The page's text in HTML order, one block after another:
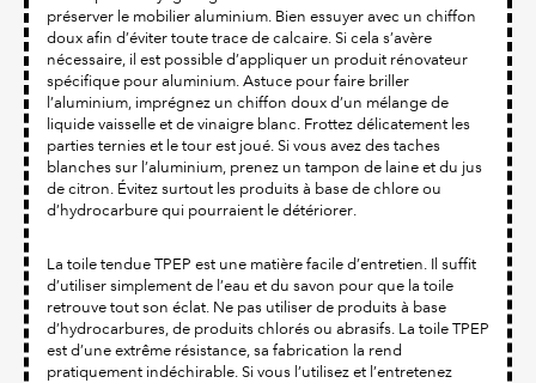
préserver le mobilier aluminium. Bien essuyer avec un chiffon
doux afin d’éviter toute trace de calcaire. Si cela s’avère
nécessaire, il est possible d’appliquer un produit rénovateur
spécifique pour aluminium. Astuce pour faire briller
l’aluminium, imprégnez un chiffon doux d’un mélange de
liquide vaisselle et de vinaigre blanc. Frottez délicatement les
parties ternies et le tour est joué. Si vous avez des taches
blanches sur l’aluminium, prenez un tampon de laine et du jus
de citron. Évitez surtout les produits à base de chlore ou
d’hydrocarbure qui pourraient le détériorer.
La toile tendue TPEP est une matière facile d’entretien. Il suffit
d’utiliser simplement de l’eau et du savon pour que la toile
retrouve tout son éclat. Ne pas utiliser de produits à base
d’hydrocarbures, de produits chlorés ou abrasifs. La toile TPEP
est d’une extrême résistance, sa fabrication la rend
pratiquement indéchirable. Si vous l’utilisez et l’entretenez